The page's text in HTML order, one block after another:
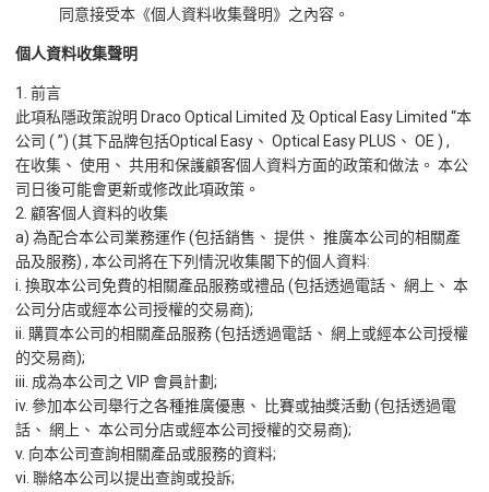
同意接受本《個人資料收集聲明》之內容。
個人資料收集聲明
1. 前言
此項私隱政策說明 Draco Optical Limited 及 Optical Easy Limited “本
公司 ( ”) (其下品牌包括Optical Easy、 Optical Easy PLUS、 OE ) ,
在收集、 使用、 共用和保護顧客個人資料方面的政策和做法。 本公
司日後可能會更新或修改此項政策。
2. 顧客個人資料的收集
a) 為配合本公司業務運作 (包括銷售、 提供、 推廣本公司的相關產
品及服務) , 本公司將在下列情況收集閣下的個人資料:
i. 換取本公司免費的相關產品服務或禮品 (包括透過電話、 網上、 本
公司分店或經本公司授權的交易商);
ii. 購買本公司的相關產品服務 (包括透過電話、 網上或經本公司授權
的交易商);
iii. 成為本公司之 VIP 會員計劃;
iv. 參加本公司舉行之各種推廣優惠、 比賽或抽獎活動 (包括透過電
話、 網上、 本公司分店或經本公司授權的交易商);
v. 向本公司查詢相關產品或服務的資料;
vi. 聯絡本公司以提出查詢或投訴;